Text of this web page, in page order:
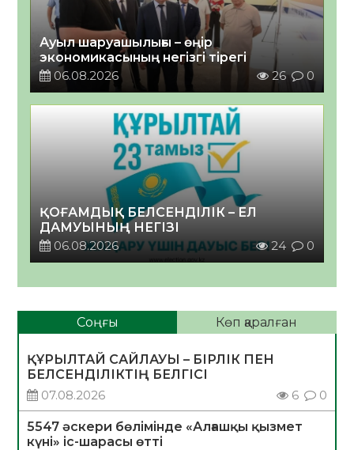
Ауыл шаруашылығы – өңір
экономикасының негізгі тірегі
06.08.2026
26 0
ҚОҒАМДЫҚ БЕЛСЕНДІЛІК – ЕЛ
ДАМУЫНЫҢ НЕГІЗІ
06.08.2026
24 0
Соңғы Көп қаралған
ҚҰРЫЛТАЙ САЙЛАУЫ – БІРЛІК ПЕН
БЕЛСЕНДІЛІКТІҢ БЕЛГІСІ
07.08.2026
6 0
5547 әскери бөлімінде «Алғашқы қызмет
күні» іс-шарасы өтті